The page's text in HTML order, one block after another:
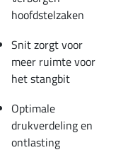
hoofdstelzaken
Snit zorgt voor
meer ruimte voor
het stangbit
Optimale
drukverdeling en
ontlasting